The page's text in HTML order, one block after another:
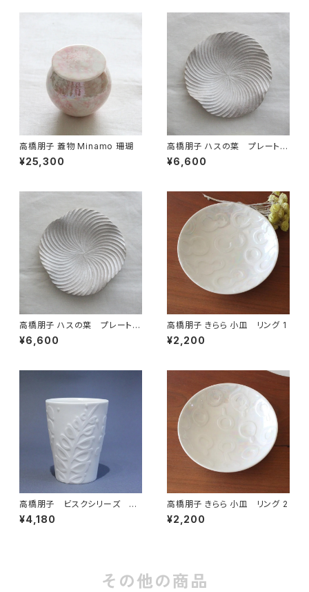
高橋朋子 蓋物 Minamo 珊瑚
¥25,300
高橋朋子 ハスの葉 プレート
シルバー 1
¥6,600
高橋朋子 ハスの葉 プレート
シルバー 3
¥6,600
高橋朋子 きらら 小皿 リング 1
¥2,200
高橋朋子 ビスクシリーズ タ
ンブラー
¥4,180
高橋朋子 きらら 小皿 リング 2
¥2,200
その他の商品